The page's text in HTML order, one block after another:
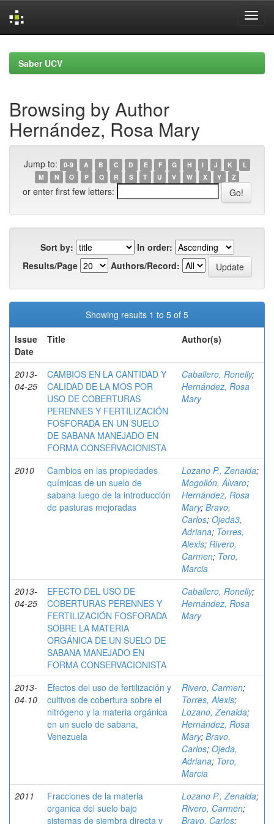
navigationSaber UCV
Browsing by Author
Hernández, Rosa Mary
Jump to: 0-9 A B C D E F G H I J K
L
M
N O P Q R S T U V W X Y Z
or enter first few letters:
Sort by:
In order:
Results/Page
Authors/Record:
Showing results 1 to 5 of 5
Issue
Date
Title Author(s)
2013-
04-25
CAMBIOS EN LA CANTIDAD Y
CALIDAD DE LA MOS POR
USO DE COBERTURAS
PERENNES Y FERTILIZACIÓN
FOSFORADA EN UN SUELO
DE SABANA MANEJADO EN
FORMA CONSERVACIONISTA
Caballero, Ronelly;
Hernández, Rosa
Mary
2010
Cambios en las propiedades
químicas de un suelo de
sabana luego de la introducción
de pasturas mejoradas
Lozano P., Zenaida;
Mogollón, Álvaro;
Hernández, Rosa
Mary; Bravo,
Carlos; Ojeda3,
Adriana; Torres,
Alexis; Rivero,
Carmen; Toro,
Marcia
2013-
04-25
EFECTO DEL USO DE
COBERTURAS PERENNES Y
FERTILIZACIÓN FOSFORADA
SOBRE LA MATERIA
ORGÁNICA DE UN SUELO DE
SABANA MANEJADO EN
FORMA CONSERVACIONISTA
Caballero, Ronelly;
Hernández, Rosa
Mary
2013-
04-10
Efectos del uso de fertilización y
cultivos de cobertura sobre el
nitrógeno y la materia orgánica
en un suelo de sabana,
Venezuela
Rivero, Carmen;
Torres, Alexis;
Lozano, Zenaida;
Hernández, Rosa
Mary; Bravo,
Carlos; Ojeda,
Adriana; Toro,
Marcia
2011
Fracciones de la materia
organica del suelo bajo
sistemas de siembra directa y
Lozano P., Zenaida;
Rivero, Carmen;
Bravo, Carlos;